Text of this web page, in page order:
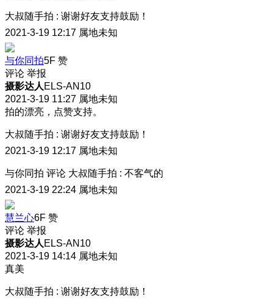
大叔随手拍 : 谢谢好友支持鼓励！
2021-3-19 12:17 属地未知
与你同拍5F 赞
评论 举报
摄影达人 ELS-AN10
2021-3-19 11:27 属地未知
拍的漂亮，点赞支持。
大叔随手拍 : 谢谢好友支持鼓励！
2021-3-19 12:17 属地未知
与你同拍 评论 大叔随手拍 : 不客气的
2021-3-19 22:24 属地未知
慧兰心6F 赞
评论 举报
摄影达人 ELS-AN10
2021-3-19 14:14 属地未知
真美
大叔随手拍 : 谢谢好友支持鼓励！